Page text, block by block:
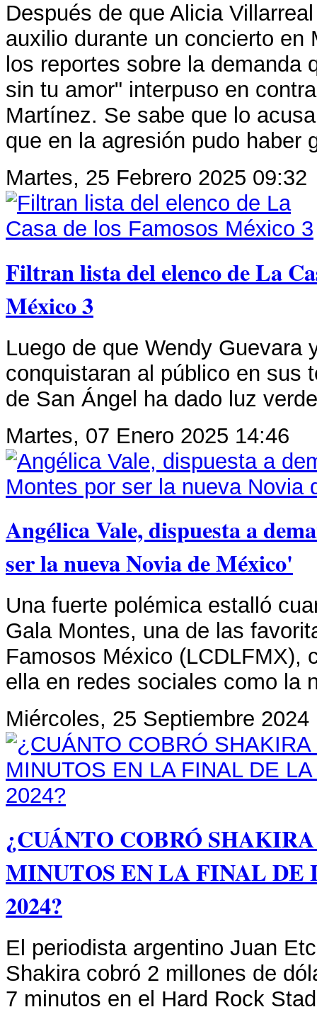
Después de que Alicia
auxilio durante un concierto en
los reportes sobre la demanda
sin tu amor" interpuso en
Martínez. Se sabe que lo
que en la agresión pudo haber
Martes, 25 Febrero 2025 09:32
Filtran lista del elenco de La
México 3
Luego de que Wendy Guevara
conquistaran al público en sus
de San Ángel ha dado luz
Martes, 07 Enero 2025 14:46
Angélica Vale, dispuesta a
ser la nueva Novia de México'
Una fuerte polémica estalló
Gala Montes, una de las
Famosos México (LCDLFMX),
ella en redes sociales como la
Miércoles, 25 Septiembre 2024
¿CUÁNTO COBRÓ
MINUTOS EN LA FINAL DE
2024?
El periodista argentino Juan
Shakira cobró 2 millones de
7 minutos en el Hard Rock